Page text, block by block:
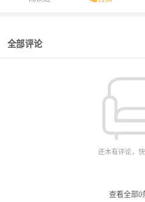
全部评论
还木有评论，
查看全部0